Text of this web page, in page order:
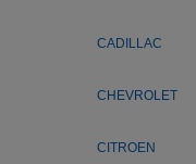
CADILLAC
CHEVROLET
CITROEN